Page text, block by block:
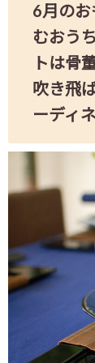
6月の
むおう
トは骨
吹き飛
ーディ